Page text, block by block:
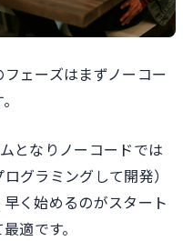
ェーズはまずノーコー
となりノーコードでは
グラミングして開発）
く始めるのがスタート
適です。